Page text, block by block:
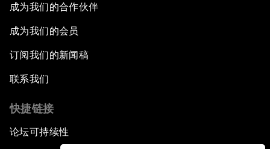
成为我们的合作伙伴
成为我们的会员
订阅我们的新闻稿
联系我们
快捷链接
论坛可持续性